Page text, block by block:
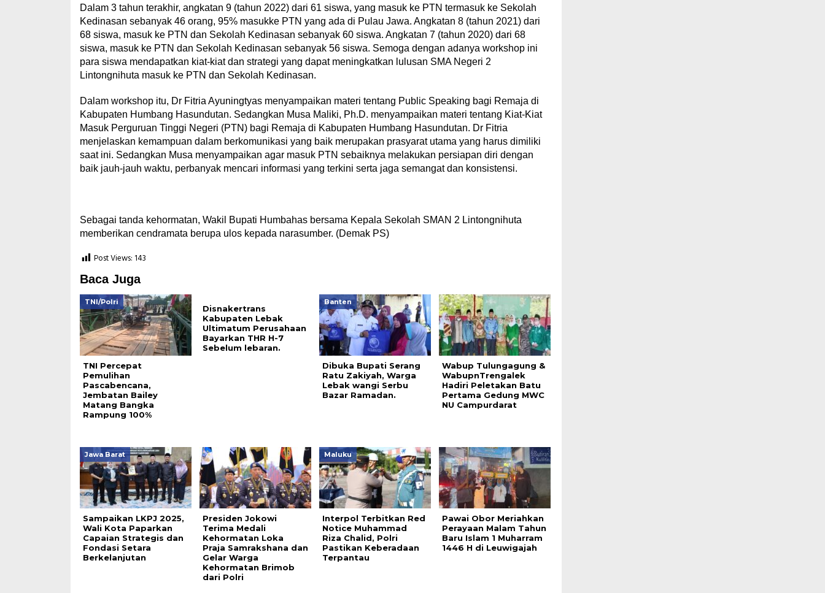
Dalam 3 tahun terakhir, angkatan 9 (tahun 2022) dari 61 siswa, yang masuk ke PTN termasuk ke Sekolah
Kedinasan sebanyak 46 orang, 95% masukke PTN yang ada di Pulau Jawa. Angkatan 8 (tahun 2021) dari
68 siswa, masuk ke PTN dan Sekolah Kedinasan sebanyak 60 siswa. Angkatan 7 (tahun 2020) dari 68
siswa, masuk ke PTN dan Sekolah Kedinasan sebanyak 56 siswa. Semoga dengan adanya workshop ini
para siswa mendapatkan kiat-kiat dan strategi yang dapat meningkatkan lulusan SMA Negeri 2
Lintongnihuta masuk ke PTN dan Sekolah Kedinasan.
Dalam workshop itu, Dr Fitria Ayuningtyas menyampaikan materi tentang Public Speaking bagi Remaja di
Kabupaten Humbang Hasundutan. Sedangkan Musa Maliki, Ph.D. menyampaikan materi tentang Kiat-Kiat
Masuk Perguruan Tinggi Negeri (PTN) bagi Remaja di Kabupaten Humbang Hasundutan. Dr Fitria
menjelaskan kemampuan dalam berkomunikasi yang baik merupakan prasyarat utama yang harus dimiliki
saat ini. Sedangkan Musa menyampaikan agar masuk PTN sebaiknya melakukan persiapan diri dengan
baik jauh-jauh waktu, perbanyak mencari informasi yang terkini serta jaga semangat dan konsistensi.
Sebagai tanda kehormatan, Wakil Bupati Humbahas bersama Kepala Sekolah SMAN 2 Lintongnihuta
memberikan cendramata berupa ulos kepada narasumber. (Demak PS)
Post Views: 143
Baca Juga
TNI/Polri
TNI Percepat
Pemulihan
Pascabencana,
Jembatan Bailey
Matang Bangka
Rampung 100%
Disnakertrans
Kabupaten Lebak
Ultimatum Perusahaan
Bayarkan THR H-7
Sebelum lebaran.
Banten
Dibuka Bupati Serang
Ratu Zakiyah, Warga
Lebak wangi Serbu
Bazar Ramadan.
Wabup Tulungagung &
WabupnTrengalek
Hadiri Peletakan Batu
Pertama Gedung MWC
NU Campurdarat
Jawa Barat
Sampaikan LKPJ 2025,
Wali Kota Paparkan
Capaian Strategis dan
Fondasi Setara
Berkelanjutan
Presiden Jokowi
Terima Medali
Kehormatan Loka
Praja Samrakshana dan
Gelar Warga
Kehormatan Brimob
dari Polri
Maluku
Interpol Terbitkan Red
Notice Muhammad
Riza Chalid, Polri
Pastikan Keberadaan
Terpantau
Pawai Obor Meriahkan
Perayaan Malam Tahun
Baru Islam 1 Muharram
1446 H di Leuwigajah